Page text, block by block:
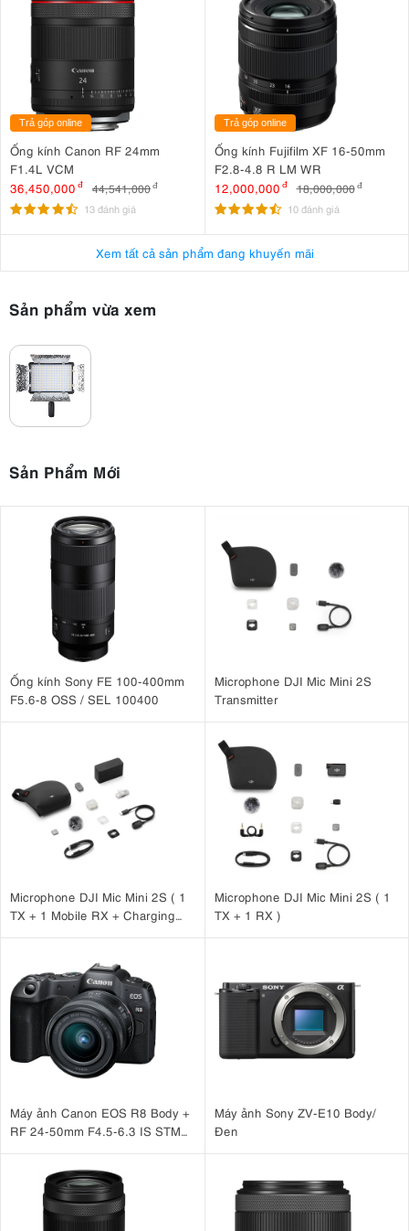
Trả góp online
Ống kính Canon RF 24mm
F1.4L VCM
36,450,000 đ 44,541,000đ
13 đánh giá
Trả góp online
Ống kính Fujifilm XF 16-50mm
F2.8-4.8 R LM WR
12,000,000 đ 18,000,000 đ
10 đánh giá
Xem tất cả sản phẩm đang khuyến mãi
Sản phẩm vừa xem
Sản Phẩm Mới
Ống kính Sony FE 100-400mm
F5.6-8 OSS / SEL 100400
Microphone DJI Mic Mini 2S
Transmitter
Microphone DJI Mic Mini 2S ( 1
TX + 1 Mobile RX + Charging
Microphone DJI Mic Mini 2S ( 1
TX + 1 RX )
Máy ảnh Canon EOS R8 Body +
RF 24-50mm F4.5-6.3 IS STM
Máy ảnh Sony ZV-E10 Body/
Đen